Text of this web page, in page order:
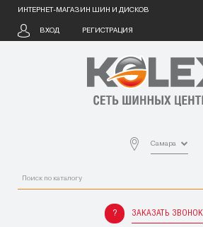
ИНТЕРНЕТ-МАГАЗИН ШИН И ДИСКОВ
ВХОД РЕГИСТРАЦИЯ
Самара
ЗАКАЗАТЬ ЗВОНОК